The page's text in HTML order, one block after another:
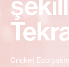
Cricket Eco